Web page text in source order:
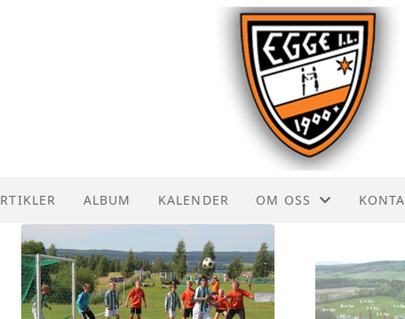
ALBUM KALENDER OM OSS
AKTIVITETER
VEDTEKTER